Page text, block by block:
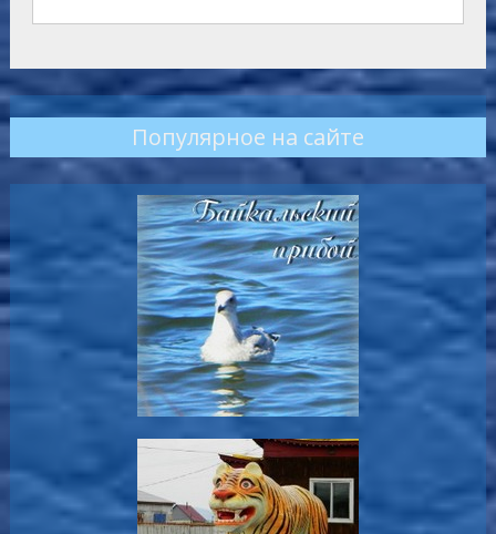
Популярное на сайте